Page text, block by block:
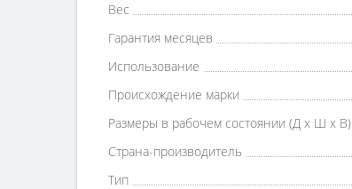
Вес
Гарантия месяцев
Использование
Происхождение марки
Размеры в рабочем состоянии (Д х Ш х В)
Страна-производитель
Тип